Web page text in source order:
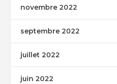
novembre 2022
septembre 2022
juillet 2022
juin 2022